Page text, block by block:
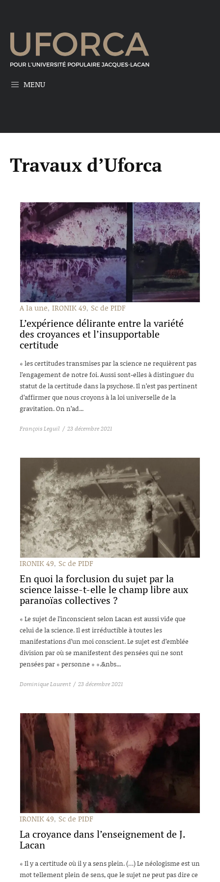
MENU
Travaux d’Uforca
A la une IRONIK 49 Sc de PIDF
L’expérience délirante entre la variété
des croyances et l’insupportable
certitude
« les certitudes transmises par la science ne requièrent pas
l’engagement de notre foi. Aussi sont-elles à distinguer du
statut de la certitude dans la psychose. Il n’est pas pertinent
d’affirmer que nous croyons à la loi universelle de la
gravitation. On n’ad...
François Leguil 23 décembre 2021
IRONIK 49 Sc de PIDF
En quoi la forclusion du sujet par la
science laisse-t-elle le champ libre aux
paranoïas collectives ?
« Le sujet de l’inconscient selon Lacan est aussi vide que
celui de la science. Il est irréductible à toutes les
manifestations d’un moi conscient. Le sujet est d’emblée
division par où se manifestent des pensées qui ne sont
pensées par « personne » ».&nbs...
Dominique Laurent 23 décembre 2021
IRONIK 49 Sc de PIDF
La croyance dans l’enseignement de J.
Lacan
« Il y a certitude où il y a sens plein. (…) Le néologisme est un
mot tellement plein de sens, que le sujet ne peut pas dire ce